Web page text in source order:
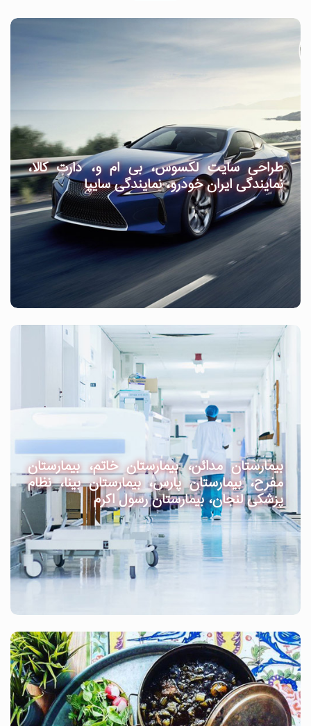
طراحی سایت لکسوس، بی ام و، دارت کالا،
نمایندگی ایران خودرو، نمایندگی سایپا
بیمارستان مدائن، بیمارستان خاتم، بیمارستان
مفرح، بیمارستان پارس، بیمارستان بینا، نظام
پزشکی لنجان، بیمارستان رسول اکرم